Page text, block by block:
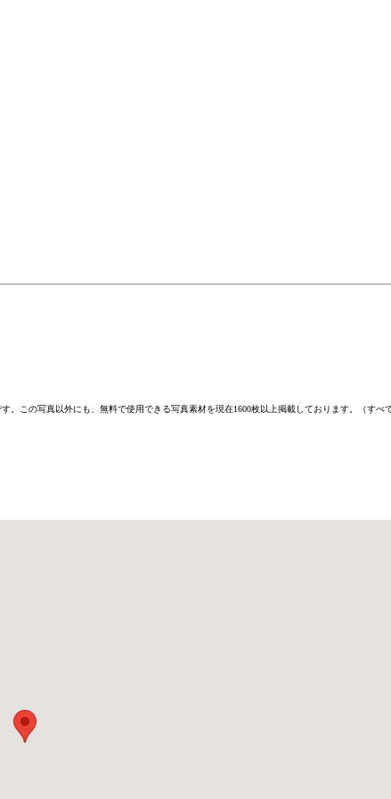
この写真以外にも、無料で使用できる写真素材を現在1600枚以上掲載しております。（す